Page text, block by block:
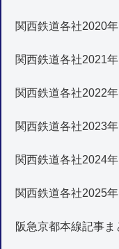
関西鉄道各社2020
関西鉄道各社2021
関西鉄道各社2022
関西鉄道各社2023
関西鉄道各社2024
関西鉄道各社2025
阪急京都本線記事ま